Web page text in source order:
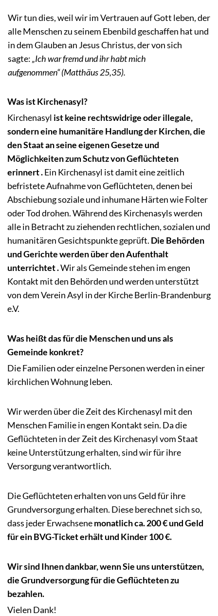
Wir tun dies, weil wir im Vertrauen auf Gott leben, der
alle Menschen zu seinem Ebenbild geschaffen hat und
in dem Glauben an Jesus Christus, der von sich
sagte:„Ich war fremd und ihr habt mich
aufgenommen“ (Matthäus 25,35).
Was ist Kirchenasyl?
Kirchenasyl ist keine rechtswidrige oder illegale,
sondern eine humanitäre Handlung der Kirchen, die
den Staat an seine eigenen Gesetze und
Möglichkeiten zum Schutz von Geflüchteten
erinnert .Ein Kirchenasyl ist damit eine zeitlich
befristete Aufnahme von Geflüchteten, denen bei
Abschiebung soziale und inhumane Härten wie Folter
oder Tod drohen. Während des Kirchenasyls werden
alle in Betracht zu ziehenden rechtlichen, sozialen und
humanitären Gesichtspunkte geprüft. Die Behörden
und Gerichte werden über den Aufenthalt
unterrichtet .Wir als Gemeinde stehen im engen
Kontakt mit den Behörden und werden unterstützt
von dem Verein Asyl in der Kirche Berlin-Brandenburg
e.V.
Was heißt das für die Menschen und uns als
Gemeinde konkret?
Die Familien oder einzelne Personen werden in einer
kirchlichen Wohnung leben.
Wir werden über die Zeit des Kirchenasyl mit den
Menschen Familie in engen Kontakt sein. Da die
Geflüchteten in der Zeit des Kirchenasyl vom Staat
keine Unterstützung erhalten, sind wir für ihre
Versorgung verantwortlich.
Die Geflüchteten erhalten von uns Geld für ihre
Grundversorgung erhalten. Diese berechnet sich so,
dass jeder Erwachsenemonatlich ca. 200 € und Geld
für ein BVG-Ticket erhält und Kinder 100 €.
Wir sind Ihnen dankbar, wenn Sie uns unterstützen,
die Grundversorgung für die Geflüchteten zu
bezahlen.
Vielen Dank!